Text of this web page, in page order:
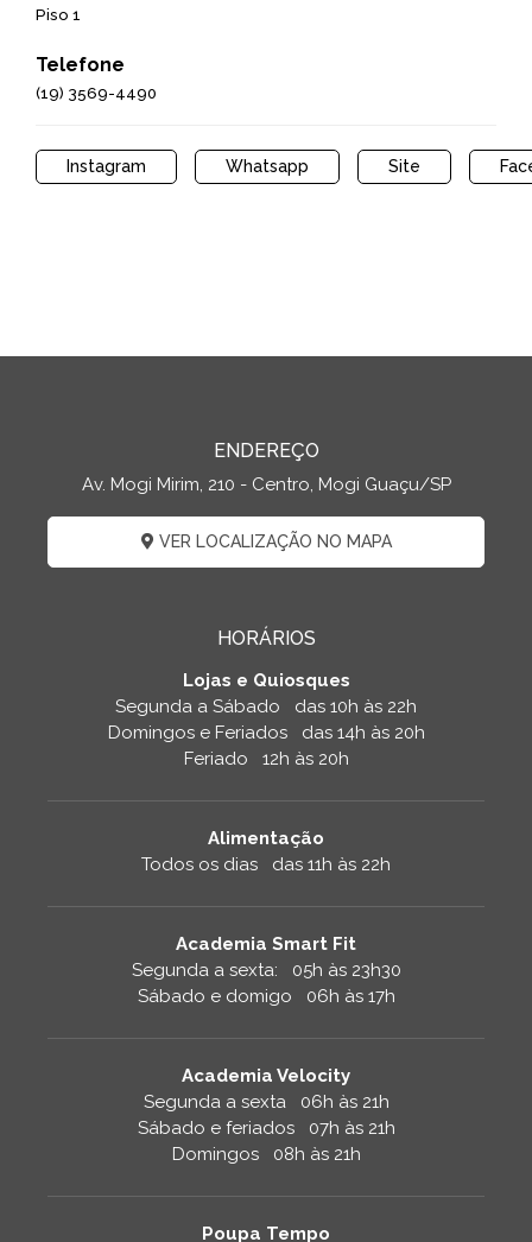
Piso 1
Telefone
(19) 3569-4490
Instagram Whatsapp Site
ENDEREÇO
Av. Mogi Mirim, 210 - Centro, Mogi Guaçu/SP
VER LOCALIZAÇÃO NO MAPA
HORÁRIOS
Lojas e Quiosques
Segunda a Sábado das 10h às 22h
Domingos e Feriados das 14h às 20h
Feriado 12h às 20h
Alimentação
Todos os dias das 11h às 22h
Academia Smart Fit
Segunda a sexta: 05h às 23h30
Sábado e domigo 06h às 17h
Academia Velocity
Segunda a sexta 06h às 21h
Sábado e feriados 07h às 21h
Domingos 08h às 21h
Poupa Tempo